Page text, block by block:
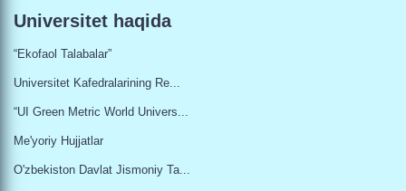
Universitet haqida
“Ekofaol Talabalar”
Universitet Kafedralarining Re...
“UI Green Metric World Univers...
Me'yoriy Hujjatlar
O'zbekiston Davlat Jismoniy Ta...